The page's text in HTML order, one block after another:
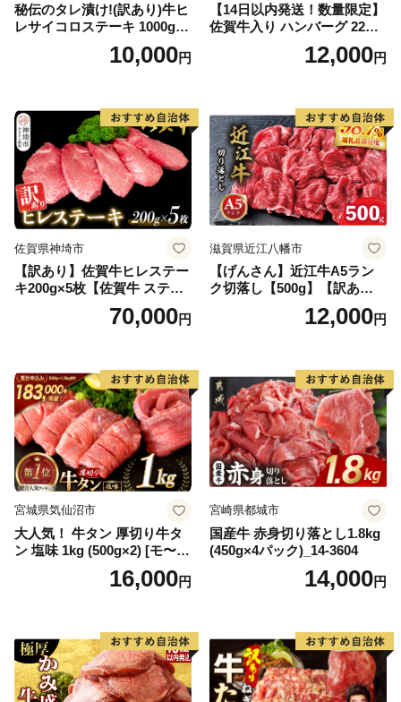
秘伝のタレ漬け!(訳あり)牛ヒ
レサイコロステーキ 1000g
10,000円
【14日以内発送！数量限定】
佐賀牛入り ハンバーグ 22個
2.6kg(120g×22個)【佐賀牛
黒毛和牛 ブランド牛 九州 ハ
気】(H083106)
12,000円
佐賀県神埼市
【訳あり】佐賀牛ヒレステー
キ200g×5枚【佐賀牛 ステー
キ ブランド肉 ヒレ肉 フィレ
肉 ジューシー ヘルシー】(H0
70,000円
滋賀県近江八幡市
【げんさん】近江牛A5ラン
ク切落し【500g】【訳あり】
12,000円
宮城県気仙沼市
大人気！ 牛タン 厚切り牛タ
ン 塩味 1kg (500g×2) [モ〜ラ
ンド 宮城県 気仙沼市 205646
60] 肉 牛肉 精肉 牛たん 牛タ
厚切り タン
16,000円
宮崎県都城市
国産牛 赤身切り落とし1.8kg
(450g×4パック)_14-3604
14,000円